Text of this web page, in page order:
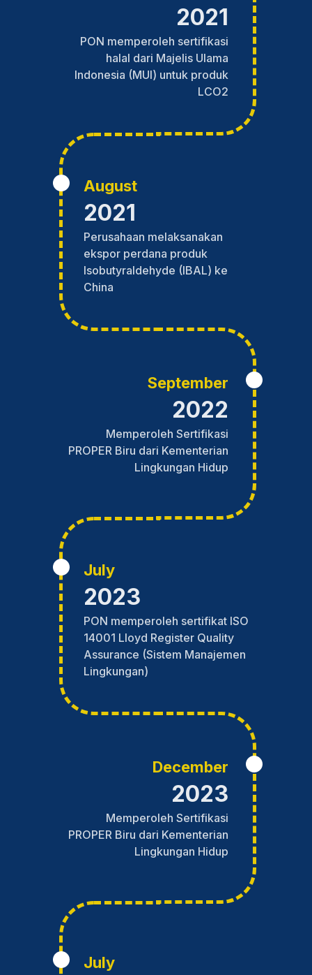
2021
PON memperoleh sertifikasi
halal dari Majelis Ulama
Indonesia (MUI) untuk produk
LCO2
August
2021
Perusahaan melaksanakan
ekspor perdana produk
Isobutyraldehyde (IBAL) ke
China
September
2022
Memperoleh Sertifikasi
PROPER Biru dari Kementerian
Lingkungan Hidup
July
2023
PON memperoleh sertifikat ISO
14001 Lloyd Register Quality
Assurance (Sistem Manajemen
Lingkungan)
December
2023
Memperoleh Sertifikasi
PROPER Biru dari Kementerian
Lingkungan Hidup
July